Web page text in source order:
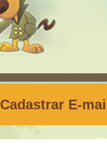
Cadastrar E-